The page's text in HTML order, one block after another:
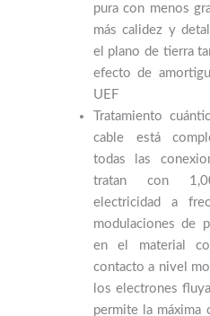
pura con menos
más calidez y
el plano de tierra
efecto de
UEF
Tratamiento
cable está
todas las
tratan con
electricidad a
modulaciones de
en el material
contacto a nivel
los electrones
permite la máxima